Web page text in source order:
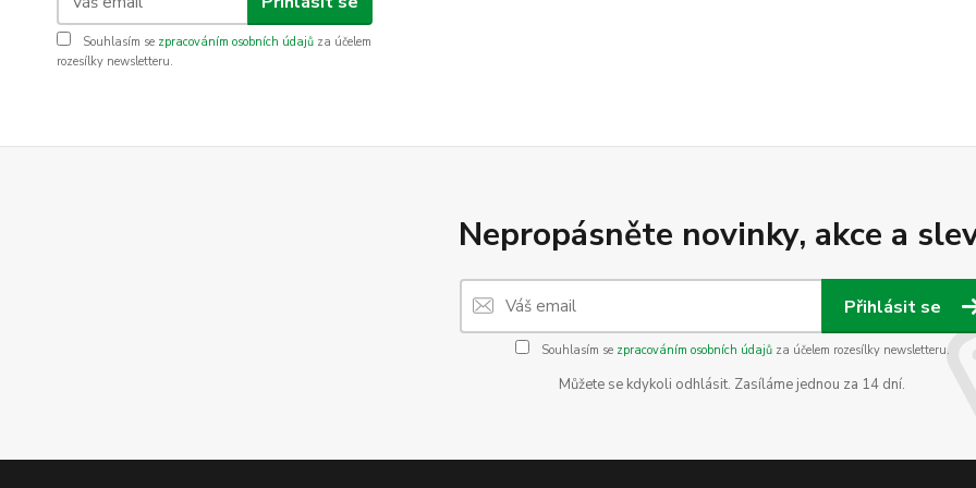
Souhlasím se zpracováním osobních údajů za účelem
rozesílky newsletteru.
Nepropásněte novinky, akce a
Přihlásit se
Souhlasím se zpracováním osobních údajůza účelem rozesílky newsletteru.
Můžete se kdykoli odhlásit. Zasíláme jednou za 14 dní.